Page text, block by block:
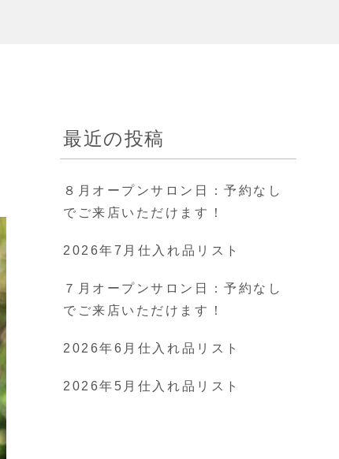
最近の投稿
８月オープンサロン日：予約なし
でご来店いただけます！
2026年7月仕入れ品リスト
７月オープンサロン日：予約なし
でご来店いただけます！
2026年6月仕入れ品リスト
2026年5月仕入れ品リスト